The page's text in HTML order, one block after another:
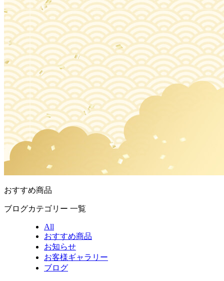
おすすめ商品
ブログカテゴリー 一覧
All
おすすめ商品
お知らせ
お客様ギャラリー
ブログ